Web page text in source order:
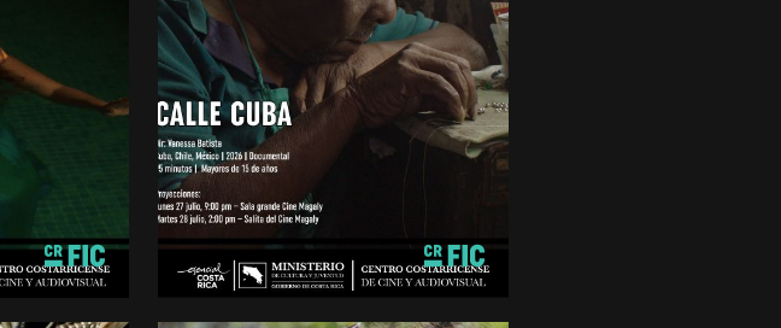
CALLE CUBA
Drama
Serbia
2025
5 940 minutos
Mayores de 15 años